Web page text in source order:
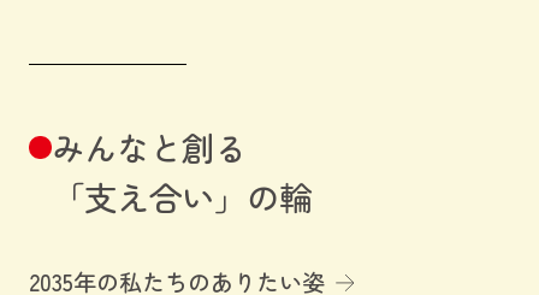
みんなと創る
「支え合い」の輪
2035年の私たちのありたい姿